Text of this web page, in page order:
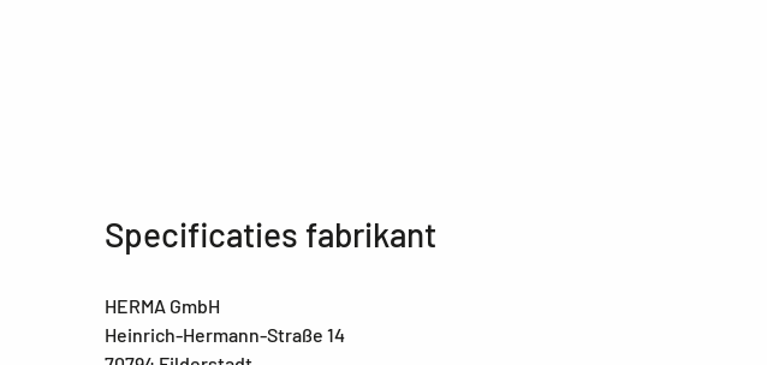
Specificaties fabrikant
HERMA GmbH
Heinrich-Hermann-Straße 14